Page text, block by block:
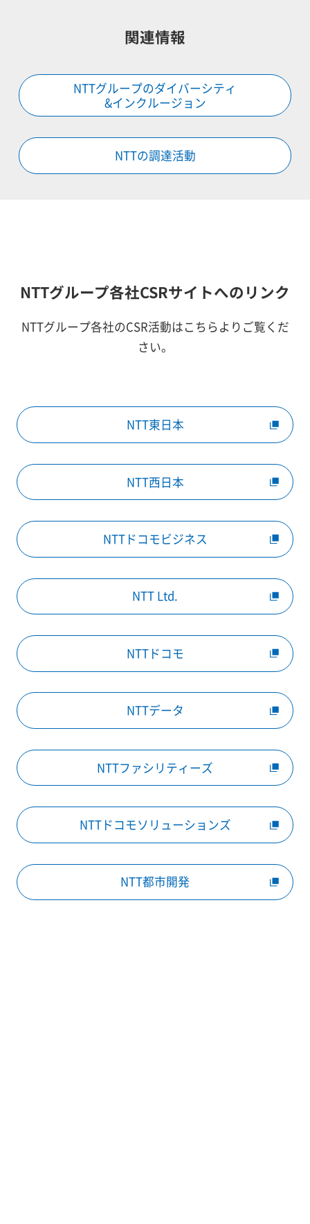
関連情報
NTTグループのダイバーシティ
&インクルージョン
NTTの調達活動
NTTグループ各社CSRサイトへのリンク
NTTグループ各社のCSR活動はこちらよりご覧くだ
さい。
NTT東日本
NTT西日本
NTTドコモビジネス
NTT Ltd.
NTTドコモ
NTTデータ
NTTファシリティーズ
NTTドコモソリューションズ
NTT都市開発